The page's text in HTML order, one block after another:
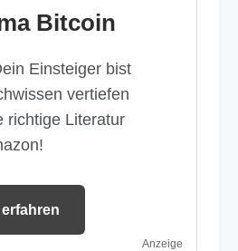
Bitcoin
Einsteiger bist
vertiefen
richtige Literatur
Anzeige